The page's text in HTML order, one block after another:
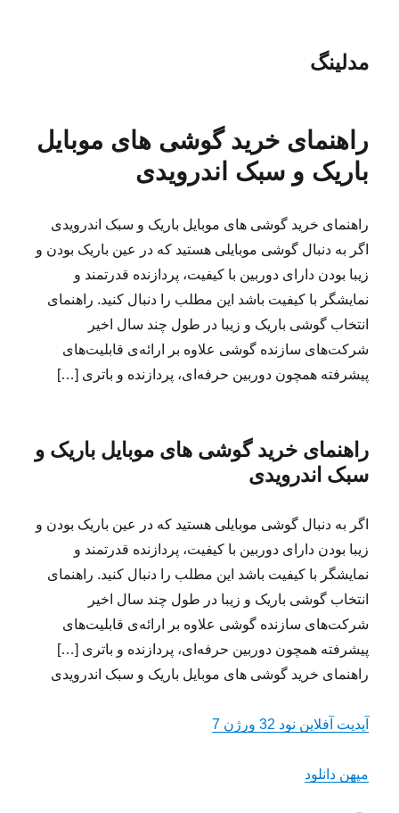
مدلینگ
راهنمای خرید گوشی های موبایل
باریک و سبک اندرویدی
راهنمای خرید گوشی های موبایل باریک و سبک اندرویدی
اگر به دنبال گوشی موبایلی هستید که در عین باریک بودن و
زیبا بودن دارای دوربین با کیفیت، پردازنده قدرتمند و
نمایشگر با کیفیت باشد این مطلب را دنبال کنید. راهنمای
انتخاب گوشی باریک و زیبا در طول چند سال اخیر
شرکت‌های سازنده گوشی علاوه بر ارائه‌ی قابلیت‌های
پیشرفته همچون دوربین‌ حرفه‌ای، پردازنده و باتری […]
راهنمای خرید گوشی های موبایل باریک و
سبک اندرویدی
اگر به دنبال گوشی موبایلی هستید که در عین باریک بودن و
زیبا بودن دارای دوربین با کیفیت، پردازنده قدرتمند و
نمایشگر با کیفیت باشد این مطلب را دنبال کنید. راهنمای
انتخاب گوشی باریک و زیبا در طول چند سال اخیر
شرکت‌های سازنده گوشی علاوه بر ارائه‌ی قابلیت‌های
پیشرفته همچون دوربین‌ حرفه‌ای، پردازنده و باتری […]
راهنمای خرید گوشی های موبایل باریک و سبک اندرویدی
آپدیت آفلاین نود 32 ورژن 7
میهن دانلود